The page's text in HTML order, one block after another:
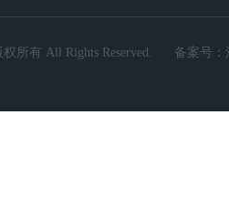
所有 All Rights Reserved. 备案号：